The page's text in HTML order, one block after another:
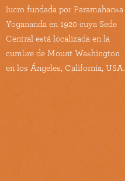
lucro fundada por Paramahansa
Yogananda en 1920 cuya Sede
Central está localizada en la
cumbre de Mount Washington
en los Ángeles, California, USA.